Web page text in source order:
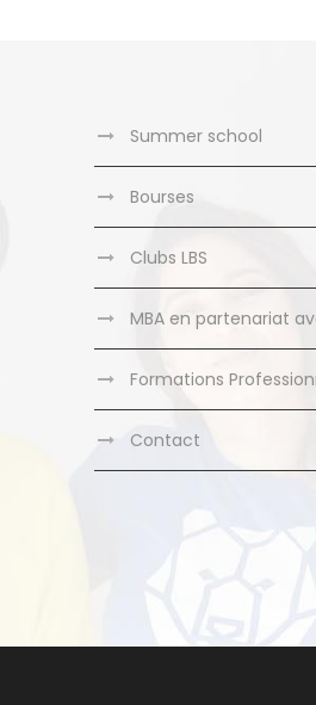
Summer school
Bourses
Clubs LBS
MBA en partenariat
Formations
Contact